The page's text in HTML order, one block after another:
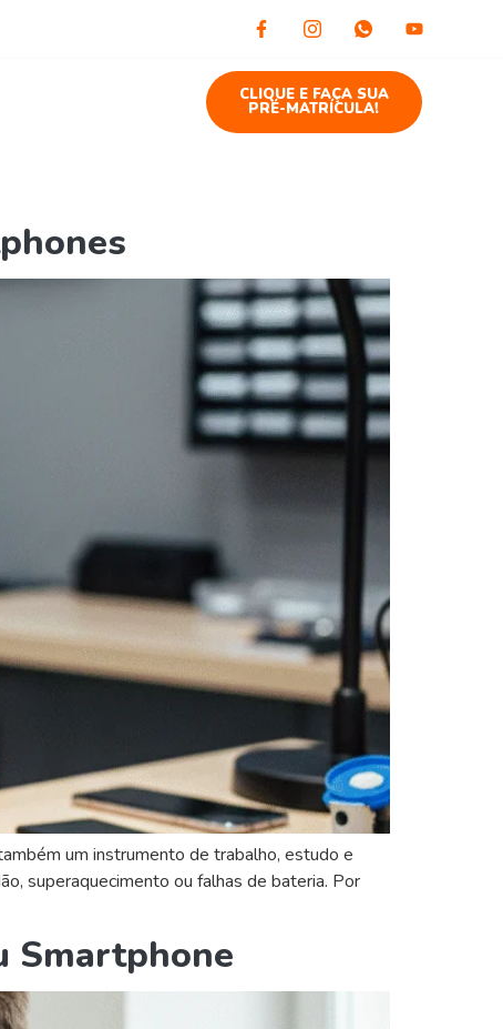
CLIQUE E FAÇA SUA
PRÉ-MATRÍCULA!
um instrumento de trabalho, estudo e
superaquecimento ou falhas de bateria. Por
Smartphone